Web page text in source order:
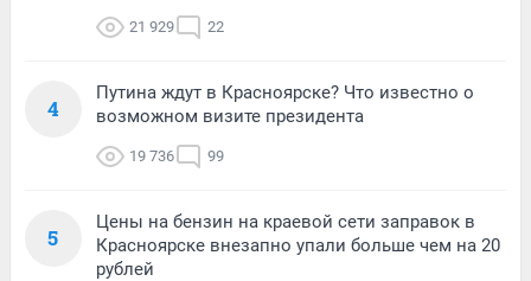
21 929 22
4
Путина ждут в Красноярске? Что известно о
возможном визите президента
19 736 99
5
Цены на бензин на краевой сети заправок в
Красноярске внезапно упали больше чем на 20
рублей